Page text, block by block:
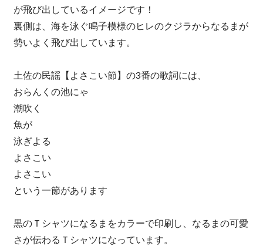
が飛び出しているイメージです！
裏側は、海を泳ぐ鳴子模様のヒレのクジラからなるまが
勢いよく飛び出しています。
土佐の民謡【よさこい節】の3番の歌詞には、
おらんくの池にゃ
潮吹く
魚が
泳ぎよる
よさこい
よさこい
という一節があります
黒のＴシャツになるまをカラーで印刷し、なるまの可愛
さが伝わるＴシャツになっています。